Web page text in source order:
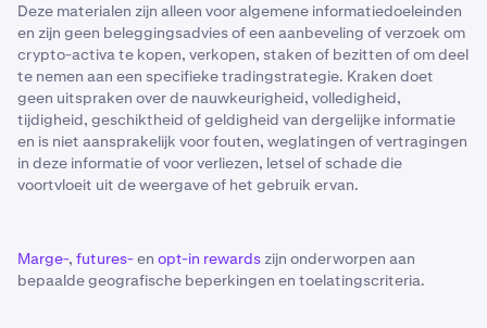
Deze materialen zijn alleen voor algemene informatiedoeleinden
en zijn geen beleggingsadvies of een aanbeveling of verzoek om
crypto-activa te kopen, verkopen, staken of bezitten of om deel
te nemen aan een specifieke tradingstrategie. Kraken doet
geen uitspraken over de nauwkeurigheid, volledigheid,
tijdigheid, geschiktheid of geldigheid van dergelijke informatie
en is niet aansprakelijk voor fouten, weglatingen of vertragingen
in deze informatie of voor verliezen, letsel of schade die
voortvloeit uit de weergave of het gebruik ervan.
Marge-, futures-en opt-in rewards zijn onderworpen aan
bepaalde geografische beperkingen en toelatingscriteria.